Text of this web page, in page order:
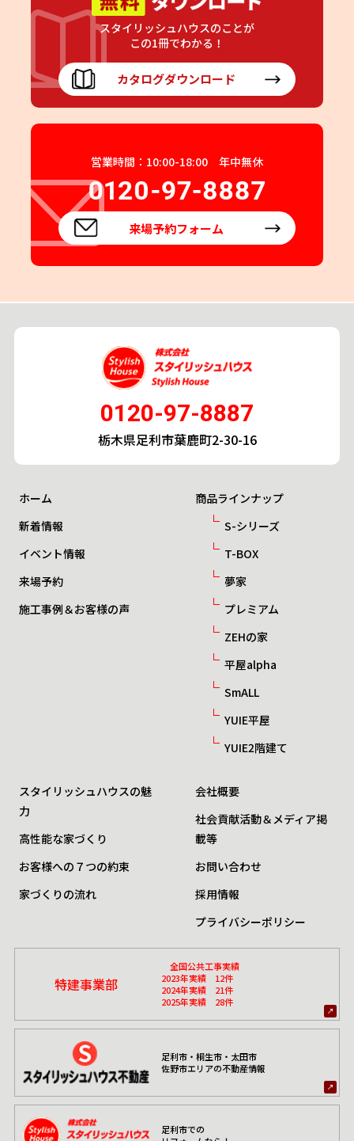
スタイリッシュハウスのことが
この1冊でわかる！
カタログダウンロード
営業時間：10:00-18:00 年中無休
来場予約フォーム
0120-97-8887
栃木県足利市葉鹿町2-30-16
ホーム
新着情報
イベント情報
来場予約
施工事例＆お客様の声
商品ラインナップ
S-シリーズ
T-BOX
夢家
プレミアム
ZEHの家
平屋alpha
SmALL
YUIE平屋
YUIE2階建て
スタイリッシュハウスの魅
力
高性能な家づくり
お客様への７つの約束
家づくりの流れ
会社概要
社会貢献活動＆メディア掲
載等
お問い合わせ
採用情報
プライバシーポリシー
特建事業部
全国公共工事実績
2023年実績 12件
2024年実績 21件
2025年実績 28件
足利市・桐生市・太田市
佐野市エリアの不動産情報
足利市での